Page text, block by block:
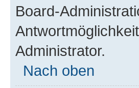
Board-
Administrator.
Nach oben